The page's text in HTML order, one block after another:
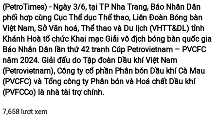
(PetroTimes) - Ngày 3/6, tại TP Nha Trang, Báo Nhân Dân
phối hợp cùng Cục Thể dục Thể thao, Liên Đoàn Bóng bàn
Việt Nam, Sở Văn hoá, Thể thao và Du lịch (VHTT&DL) tỉnh
Khánh Hoà tổ chức Khai mạc Giải vô địch bóng bàn quốc gia
Báo Nhân Dân lần thứ 42 tranh Cúp Petrovietnam – PVCFC
năm 2024. Giải đấu do Tập đoàn Dầu khí Việt Nam
(Petrovietnam), Công ty cổ phần Phân bón Dầu khí Cà Mau
(PVCFC) và Tổng công ty Phân bón và Hoá chất Dầu khí
(PVFCCo) là nhà tài trợ chính.
7,658 lượt xem